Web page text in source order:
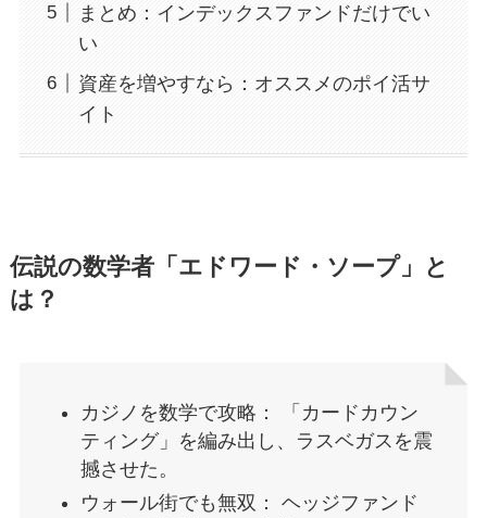
まとめ：インデックスファンドだけでい
い
資産を増やすなら：オススメのポイ活サ
イト
伝説の数学者「エドワード・ソープ」と
は？
カジノを数学で攻略： 「カードカウン
ティング」を編み出し、ラスベガスを震
撼させた。
ウォール街でも無双： ヘッジファンド